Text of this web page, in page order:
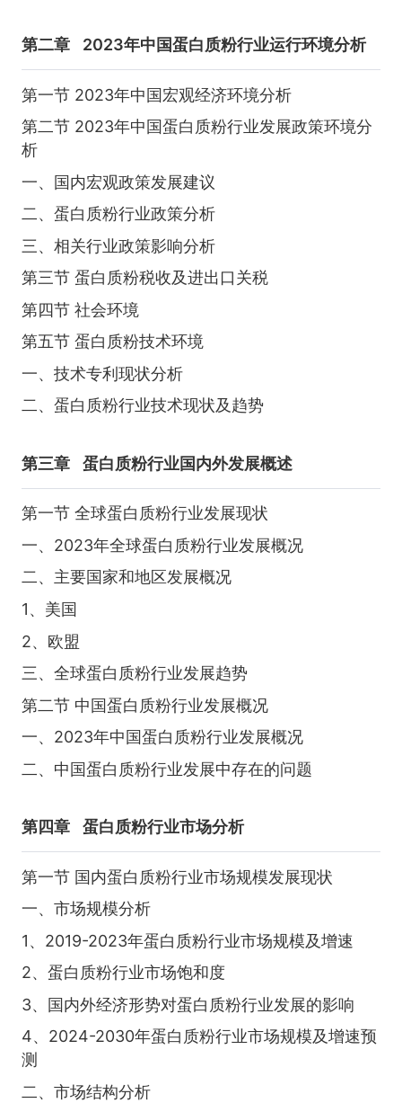
第二章 2023年中国蛋白质粉行业运行环境分析
第一节 2023年中国宏观经济环境分析
第二节 2023年中国蛋白质粉行业发展政策环境分
析
一、国内宏观政策发展建议
二、蛋白质粉行业政策分析
三、相关行业政策影响分析
第三节 蛋白质粉税收及进出口关税
第四节 社会环境
第五节 蛋白质粉技术环境
一、技术专利现状分析
二、蛋白质粉行业技术现状及趋势
第三章 蛋白质粉行业国内外发展概述
第一节 全球蛋白质粉行业发展现状
一、2023年全球蛋白质粉行业发展概况
二、主要国家和地区发展概况
1、美国
2、欧盟
三、全球蛋白质粉行业发展趋势
第二节 中国蛋白质粉行业发展概况
一、2023年中国蛋白质粉行业发展概况
二、中国蛋白质粉行业发展中存在的问题
第四章 蛋白质粉行业市场分析
第一节 国内蛋白质粉行业市场规模发展现状
一、市场规模分析
1、2019-2023年蛋白质粉行业市场规模及增速
2、蛋白质粉行业市场饱和度
3、国内外经济形势对蛋白质粉行业发展的影响
4、2024-2030年蛋白质粉行业市场规模及增速预
测
二、市场结构分析